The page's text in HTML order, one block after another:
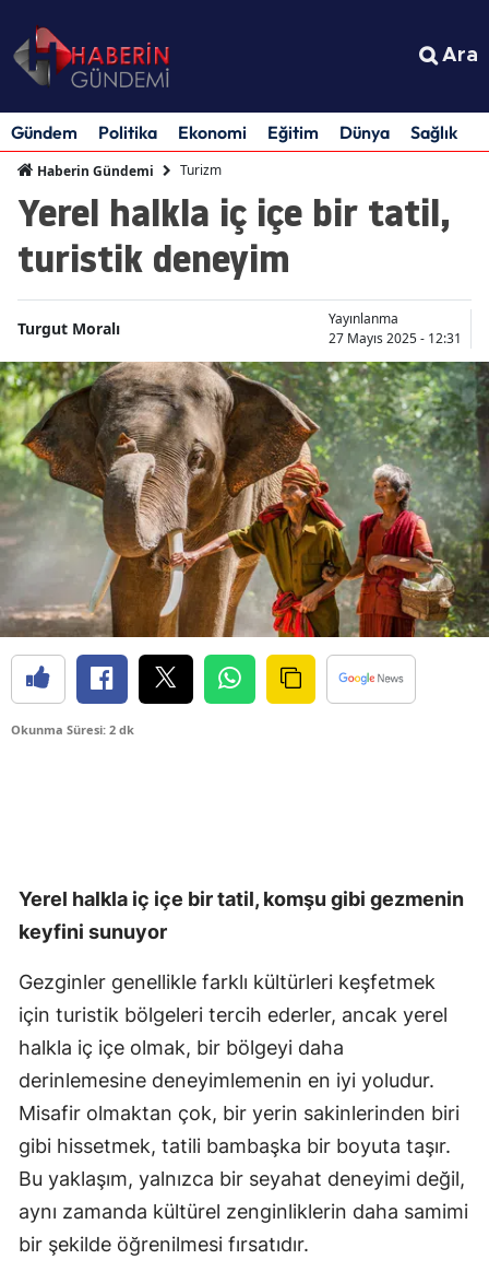
Ara
Gündem Politika Ekonomi Eğitim Dünya Sağlık
Haberin Gündemi Turizm
Yerel halkla iç içe bir tatil,
turistik deneyim
Turgut Moralı
Yayınlanma
27 Mayıs 2025 - 12:31
Okunma Süresi: 2 dk
Yerel halkla iç içe bir tatil, komşu gibi gezmenin
keyfini sunuyor
Gezginler genellikle farklı kültürleri keşfetmek
için turistik bölgeleri tercih ederler, ancak yerel
halkla iç içe olmak, bir bölgeyi daha
derinlemesine deneyimlemenin en iyi yoludur.
Misafir olmaktan çok, bir yerin sakinlerinden biri
gibi hissetmek, tatili bambaşka bir boyuta taşır.
Bu yaklaşım, yalnızca bir seyahat deneyimi değil,
aynı zamanda kültürel zenginliklerin daha samimi
bir şekilde öğrenilmesi fırsatıdır.